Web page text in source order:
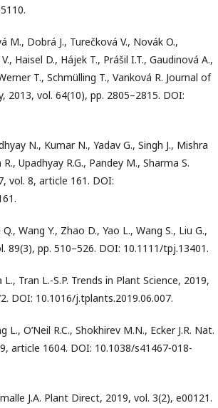
M., Dobrá J., Turečková V., Novák O.,
Haisel D., Hájek T., Prášil I.T., Gaudinová A.,
T., Schmülling T., Vanková R. Journal of
2013, vol. 64(10), pp. 2805–2815. DOI:
N., Kumar N., Yadav G., Singh J., Mishra
Upadhyay R.G., Pandey M., Sharma S.
vol. 8, article 161. DOI:
Wang Y., Zhao D., Yao L., Wang S., Liu G.,
89(3), pp. 510–526. DOI: 10.1111/tpj.13401.
Tran L.-S.P. Trends in Plant Science, 2019,
DOI: 10.1016/j.tplants.2019.06.007.
L., O’Neil R.C., Shokhirev M.N., Ecker J.R. Nat.
article 1604. DOI: 10.1038/s41467-018-
J.A. Plant Direct, 2019, vol. 3(2), e00121.